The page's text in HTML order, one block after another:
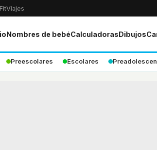
Viajes
Nombres de bebéCalculadorasDibujos
Preescolares Escolares